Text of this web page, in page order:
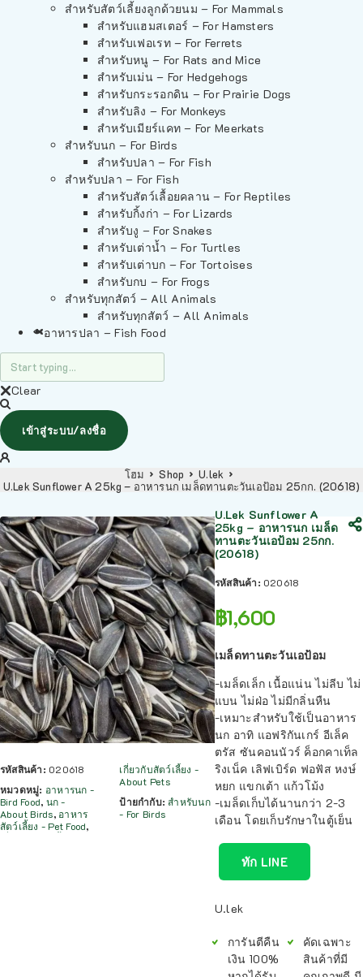
สำหรับสัตว์เลี้ยงลูกด้วยนม – For Mammals
สำหรับแฮมสเตอร์ – For Hamsters
สำหรับเฟอเรท – For Ferrets
สำหรับหนู – For Rats and Mice
สำหรับเม่น – For Hedgehogs
สำหรับกระรอกดิน – For Prairie Dogs
สำหรับลิง – For Monkeys
สำหรับเมียร์แคท – For Meerkats
สำหรับนก – For Birds
สำหรับปลา – For Fish
สำหรับปลา – For Fish
สำหรับสัตว์เลื้อยคลาน – For Reptiles
สำหรับกิ้งก่า – For Lizards
สำหรับงู – For Snakes
สำหรับเต่าน้ำ – For Turtles
สำหรับเต่าบก – For Tortoises
สำหรับกบ – For Frogs
สำหรับทุกสัตว์ – All Animals
สำหรับทุกสัตว์ – All Animals
อาหารปลา – Fish Food
Clear
เข้าสู่ระบบ/ลงชื่อ
โฮม Shop
U.lek
U.Lek Sunflower A 25kg – อาหารนก เมล็ดทานตะวันเอป้อม 25กก. (20618)
รหัสสินค้า: 020618
หมวดหมู่: อาหารนก -
Bird Food, นก -
About Birds, อาหาร
สัตว์เลี้ยง - Pet Food,
เกี่ยวกับสัตว์เลี้ยง -
About Pets
ป้ายกำกับ:สำหรับนก
- For Birds
U.Lek Sunflower A
25kg – อาหารนก เมล็ด
ทานตะวันเอป้อม 25กก.
(20618)
รหัสสินค้า: 020618
฿1,600
เมล็ดทานตะวันเอป้อม
-เมล็ดเล็ก เนื้อแน่น ไม่ลีบ ไม่
แบน ไม่ฝ่อ ไม่มีกลิ่นหืน
-เหมาะสำหรับใช้เป็นอาหาร
นก อาทิ แอฟริกันเกร์ อีเล็ค
ตรัส ซันคอนนัวร์ ค็อกคาเท็ล
ริงเน็ค เลิฟเบิร์ด ฟอฟัส หงษ์
หยก แขกเต้า แก้วโม้ง
-เมล็ดเก็บได้นานกว่า 2-3
เดือน โดยเก็บรักษาในตู้เย็น
ทัก LINE
U.lek
การันตีคืน
เงิน 100%
คัดเฉพาะ
สินค้าที่มี